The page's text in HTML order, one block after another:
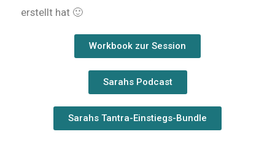
erstellt hat 🙂
Workbook zur Session
Sarahs Podcast
Sarahs Tantra-Einstiegs-Bundle